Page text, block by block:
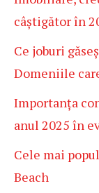
câștigător în
Ce joburi
Domeniile
Importanța
anul 2025 în
Cele mai
Beach